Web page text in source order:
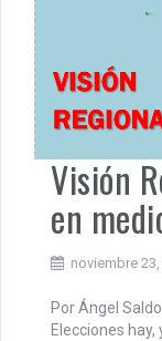
Visión
en
noviembre 23,
Por Ángel
Elecciones hay,